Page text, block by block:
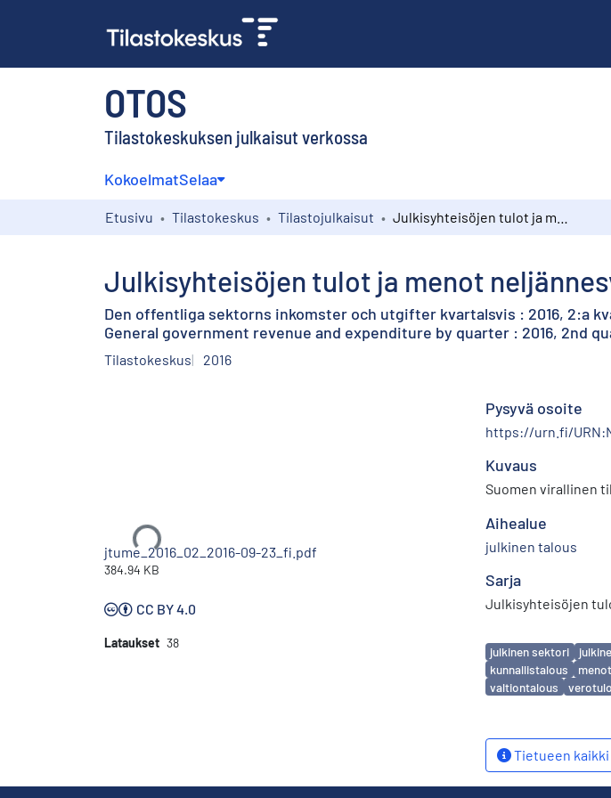
OTOS
Tilastokeskuksen julkaisut verkossa
KokoelmatSelaa
Etusivu Tilastokeskus Tilastojulkaisut
Julkisyhteisöjen tulot ja menot
Den offentliga sektorns inkomster och utgifter kvartalsvis : 2016, 2:a
General government revenue and expenditure by quarter : 2016, 2nd
Tilastokeskus 2016
Ladataan...
jtume_2016_02_2016-09-23_fi.pdf
384.94 KB
CC BY 4.0
Lataukset 38
Pysyvä osoite
https://urn.fi/
Kuvaus
Suomen virallinen
Aihealue
julkinen talous
Sarja
Julkisyhteisöjen
Avainsanat
julkinen sektori
kunnallistalous
menot
valtiontalous
Tietueen